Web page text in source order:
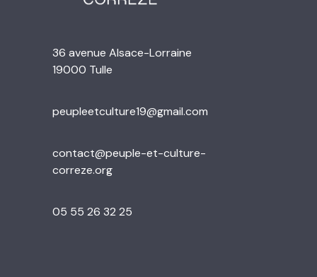
36 avenue Alsace-Lorraine
19000 Tulle
peupleetculture19@gmail.com
contact@peuple-et-culture-
correze.org
05 55 26 32 25